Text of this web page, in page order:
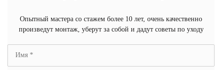
Опытный мастера со стажем более 10 лет, очень качественно
произведут монтаж, уберут за собой и дадут советы по уходу